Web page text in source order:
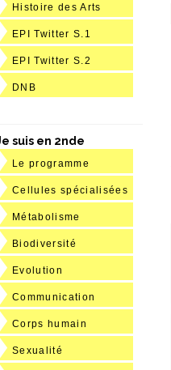
Histoire des Arts
EPI Twitter S.1
EPI Twitter S.2
DNB
suis en 2nde
Le programme
Cellules spécialisées
Métabolisme
Biodiversité
Evolution
Communication
Corps humain
Sexualité